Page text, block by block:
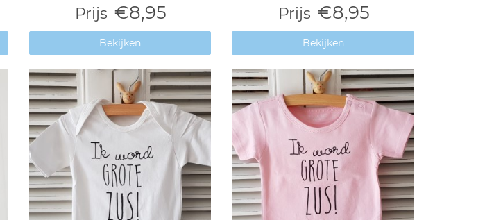
Prijs €8,95
Bekijken
Prijs €8,95
Bekijken